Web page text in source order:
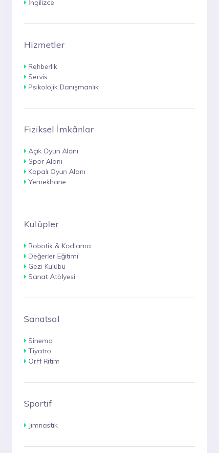
İngilizce
Hizmetler
Rehberlik
Servis
Psikolojik Danışmanlık
Fiziksel İmkânlar
Açık Oyun Alanı
Spor Alanı
Kapalı Oyun Alanı
Yemekhane
Kulüpler
Robotik & Kodlama
Değerler Eğitimi
Gezi Kulübü
Sanat Atölyesi
Sanatsal
Sinema
Tiyatro
Orff Ritim
Sportif
Jimnastik